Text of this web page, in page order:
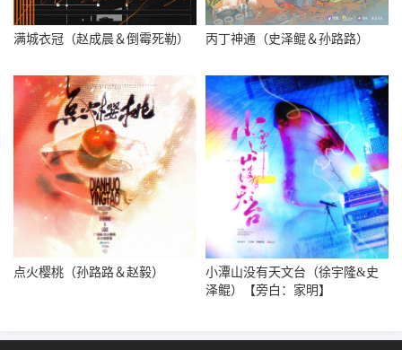
满城衣冠（赵成晨＆倒霉死勒） 丙丁神通（史泽鲲＆孙路路）
点火樱桃（孙路路＆赵毅）
小潭山没有天文台（徐宇隆&史
泽鲲）【旁白：家明】